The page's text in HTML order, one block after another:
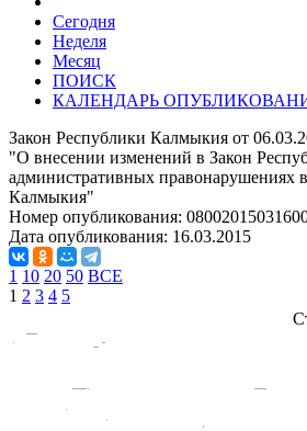
Сегодня
Неделя
Месяц
ПОИСК
КАЛЕНДАРЬ
Закон Республики Калмыкия от
"О внесении изменений в Закон
административных правонарушениях
Калмыкия"
Номер опубликования:
Дата опубликования: 16.03.2015
1 10 20 50 ВСЕ
1 2 3 4 5